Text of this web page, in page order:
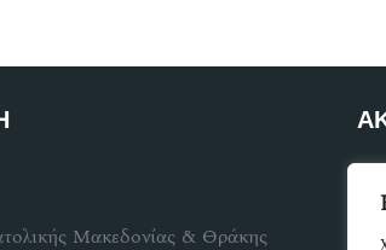
Μακεδονίας & Θράκης